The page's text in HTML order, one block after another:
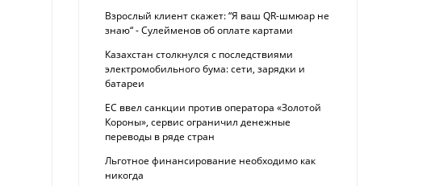
Взрослый клиент скажет: “Я ваш QR-шмюар не
знаю“ - Сулейменов об оплате картами
Казахстан столкнулся с последствиями
электромобильного бума: сети, зарядки и
батареи
ЕС ввел санкции против оператора «Золотой
Короны», сервис ограничил денежные
переводы в ряде стран
Льготное финансирование необходимо как
никогда